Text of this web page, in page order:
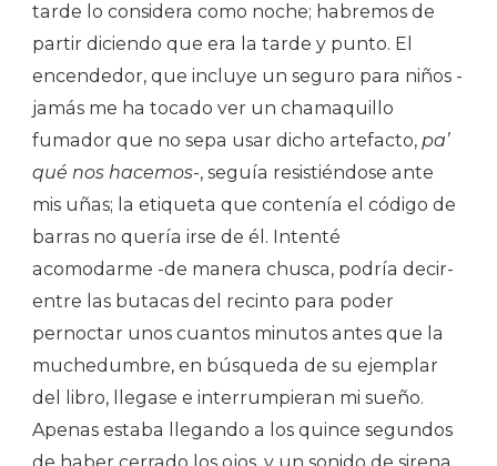
tarde lo considera como noche; habremos de
partir diciendo que era la tarde y punto. El
encendedor, que incluye un seguro para niños -
jamás me ha tocado ver un chamaquillo
fumador que no sepa usar dicho artefacto, pa’
qué nos hacemos-, seguía resistiéndose ante
mis uñas; la etiqueta que contenía el código de
barras no quería irse de él. Intenté
acomodarme -de manera chusca, podría decir-
entre las butacas del recinto para poder
pernoctar unos cuantos minutos antes que la
muchedumbre, en búsqueda de su ejemplar
del libro, llegase e interrumpieran mi sueño.
Apenas estaba llegando a los quince segundos